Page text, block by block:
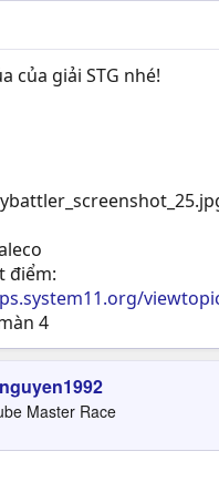
của giải STG nhé!
điểm:
4
Master Race